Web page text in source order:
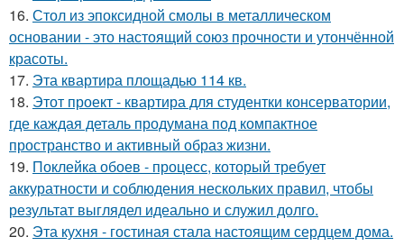
16. Стол из эпоксидной смолы в металлическом
основании - это настоящий союз прочности и утончённой
красоты.
17. Эта квартира площадью 114 кв.
18. Этот проект - квартира для студентки консерватории,
где каждая деталь продумана под компактное
пространство и активный образ жизни.
19. Поклейка обоев - процесс, который требует
аккуратности и соблюдения нескольких правил, чтобы
результат выглядел идеально и служил долго.
20. Эта кухня - гостиная стала настоящим сердцем дома.